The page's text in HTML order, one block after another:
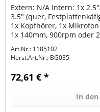
Extern: N/A Intern: 1x
3.5" (quer,
1x Kopfhörer, 1x
1x 140mm, 900rpm oder
Art.Nr.: 1185102
Herst.Art.Nr.: BG035
72,61 € *
In den